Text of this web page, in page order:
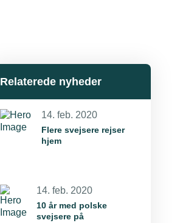
Relaterede nyheder
14. feb. 2020
Flere svejsere rejser
hjem
14. feb. 2020
10 år med polske
svejsere på